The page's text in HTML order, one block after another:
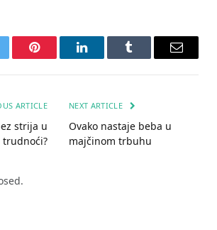
Pinterest LinkedInTumblr Email
ARTICLE
strija u
trudnoći?
NEXT ARTICLE
Ovako nastaje beba u
majčinom trbuhu